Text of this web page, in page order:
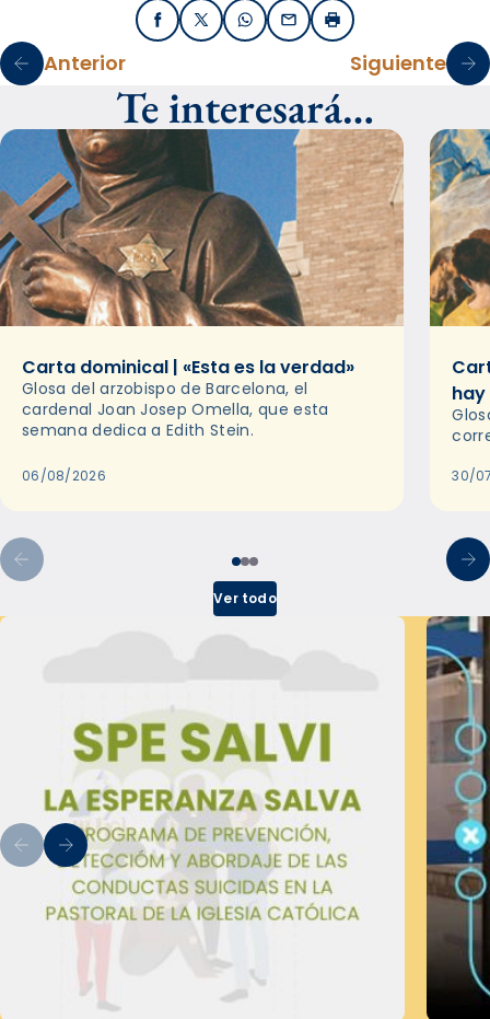
FacebookX / TwitterWhatsApp
EmailImprimir
Anterior Siguiente
Te interesará…
Carta dominical | «Esta es la verdad»
Glosa del arzobispo de Barcelona, el
cardenal Joan Josep Omella, que esta
semana dedica a Edith Stein.
06/08/2026 30/
Ver todo